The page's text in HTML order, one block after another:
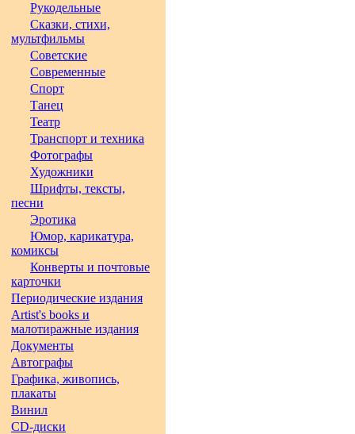
Рукодельные
Сказки, стихи,
мультфильмы
Советские
Современные
Спорт
Танец
Театр
Транспорт и техника
Фотографы
Художники
Шрифты, тексты,
песни
Эротика
Юмор, карикатура,
комиксы
Конверты и почтовые
карточки
Периодические издания
Artist's books и
малотиражные издания
Документы
Автографы
Графика, живопись,
плакаты
Винил
CD-диски